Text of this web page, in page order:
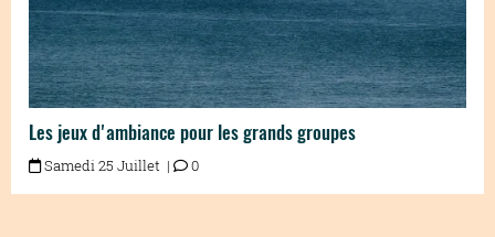
Les jeux d'ambiance pour les grands groupes
Samedi 25 Juillet | 0